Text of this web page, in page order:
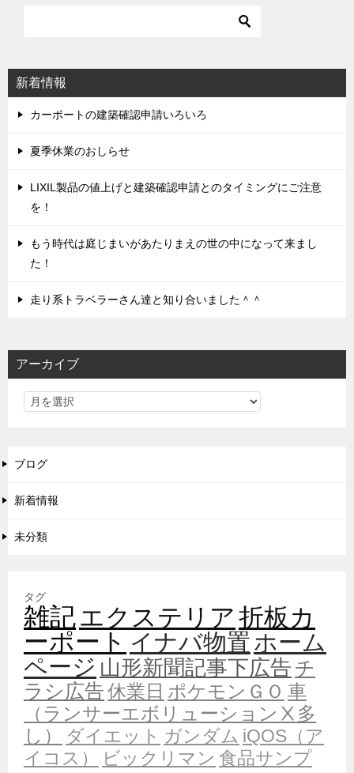
シ
ョ
ン
新着情報
カーポートの建築確認申請いろいろ
夏季休業のおしらせ
LIXIL製品の値上げと建築確認申請とのタイミングにご注意
を！
もう時代は庭じまいがあたりまえの世の中になって来まし
た！
走り系トラベラーさん達と知り合いました＾＾
アーカイブ
ブログ
新着情報
未分類
タグ
雑記エクステリア折板カ
ーポート イナバ物置ホーム
ページ 山形新聞記事下広告 チ
ラシ広告休業日 ポケモンＧＯ 車
（ランサーエボリューションⅩ多
し）
ダイエット ガンダム iQOS（ア
イコス）
ビックリマン 食品サンプ